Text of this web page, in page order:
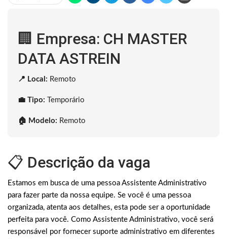
🏢 Empresa: CH MASTER
DATA ASTREIN
📍 Local: Remoto
💼 Tipo: Temporário
🏠 Modelo: Remoto
📋 Descrição da vaga
Estamos em busca de uma pessoa Assistente Administrativo
para fazer parte da nossa equipe. Se você é uma pessoa
organizada, atenta aos detalhes, esta pode ser a oportunidade
perfeita para você. Como Assistente Administrativo, você será
responsável por fornecer suporte administrativo em diferentes